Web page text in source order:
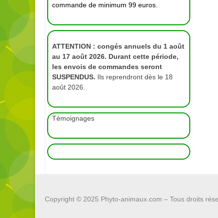
commande de minimum 99 euros.
ATTENTION : congés annuels du 1 août
au 17 août 2026. Durant cette période,
les envois de commandes seront
SUSPENDUS. Ils reprendront dès le 18
août 2026.
Témoignages
Copyright © 2025 Phyto-animaux.com – Tous droits